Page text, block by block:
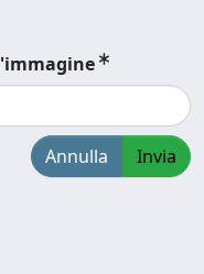
Annulla Invia